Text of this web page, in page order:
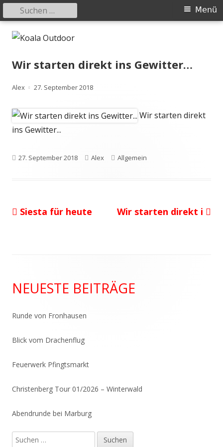
SpringeKoala Outdoor
Hier ist eine Übersicht meiner Wander- und Trekkingtouren
Primäres
Menü
Menü
Suchen
nach:
Wir starten direkt ins Gewitter…
Autor
Alex
Veröffentlicht
27. September 2018
Wir starten direkt
ins Gewitter...
Veröffentlicht
27. September 2018 Autor
Alex Kategorien
Allgemein
Beitragsnavigation
Vorheriger
Siesta für heute
Nächster
Wir starten direkt i
Seitenleiste
NEUESTE BEITRÄGE
Runde von Fronhausen
Blick vom Drachenflug
Feuerwerk Pfingtsmarkt
Christenberg Tour 01/2026 – Winterwald
Abendrunde bei Marburg
Suchen